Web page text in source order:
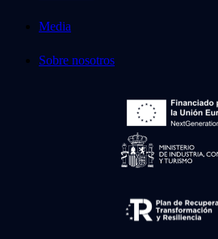
Media
Sobre nosotros